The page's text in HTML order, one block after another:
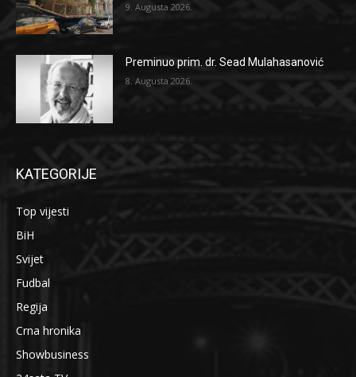
9. Augusta 2026.
Preminuo prim. dr. Sead Mulahasanović
8. Augusta 2026.
KATEGORIJE
Top vijesti
BiH
Svijet
Fudbal
Regija
Crna hronika
Showbusiness